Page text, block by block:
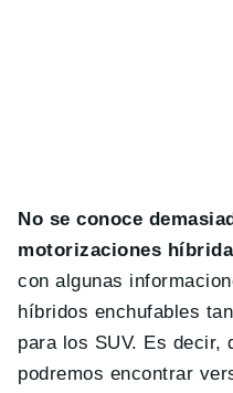
No se conoce
motorizaciones
con algunas
híbridos enchufables
para los SUV. Es decir,
podremos encontrar